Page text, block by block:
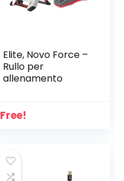
Elite, Novo Force –
Rullo per
allenamento
Free!